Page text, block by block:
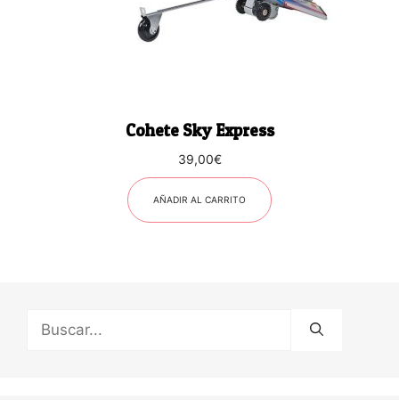
Cohete Sky Express
39,00€
AÑADIR AL CARRITO